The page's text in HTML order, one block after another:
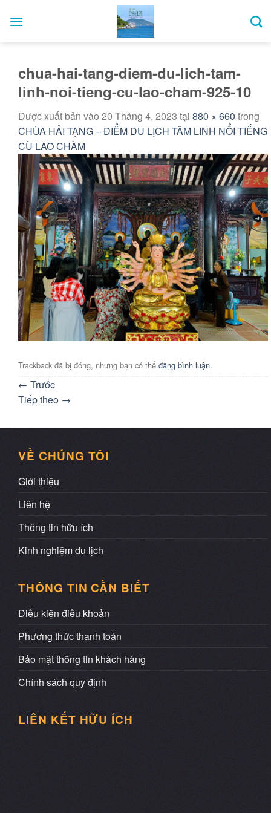
qua
chua-hai-tang-diem-du-lich-tam-
linh-noi-tieng-cu-lao-cham-925-10
Được xuất bản vào 20 Tháng 4, 2023 tại 880 × 660 trong
CHÙA HẢI TẠNG – ĐIỂM DU LỊCH TÂM LINH NỔI TIẾNG
CÙ LAO CHÀM
Trackback đã bị đóng, nhưng bạn có thể đăng bình luận.
← Trước
Tiếp theo →
VỀ CHÚNG TÔI
Giới thiệu
Liên hệ
Thông tin hữu ích
Kinh nghiệm du lịch
THÔNG TIN CẦN BIẾT
Điều kiện điều khoản
Phương thức thanh toán
Bảo mật thông tin khách hàng
Chính sách quy định
LIÊN KẾT HỮU ÍCH